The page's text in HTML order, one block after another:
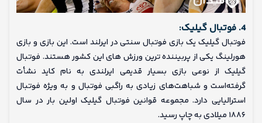
4. فوتبال گیلیک:
فوتبال گیلیک یک بازی فوتبال سنتی در ایرلند است. این بازی و بازی
هورلینگ یکی از پربیننده ترین ورزش های این کشور هستند. فوتبال
گیلیک از نوعی بازی بسیار قدیمی ایرلندی به نام کاید نشأت
گرفته‌است و شباهت‌های زیادی به راگبی فوتبال و به ویژه فوتبال
استرالیایی دارد. مجموعه قوانین فوتبال گیلیک اولین بار در سال
۱۸۸۶ میلادی به چاپ رسید.